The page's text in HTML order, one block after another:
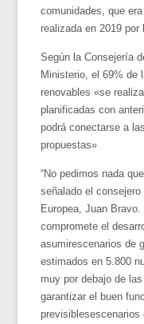
comunidades, que
realizada en 2019 por
Según la Consejería
Ministerio, el 69% de
renovables «se
planificadas con
podrá conectarse a
propuestas»
“No pedimos nada
señalado el
Europea, Juan
compromete el
asumirescenarios de
estimados en 5.800
muy por debajo de
garantizar el buen
previsiblesescenarios